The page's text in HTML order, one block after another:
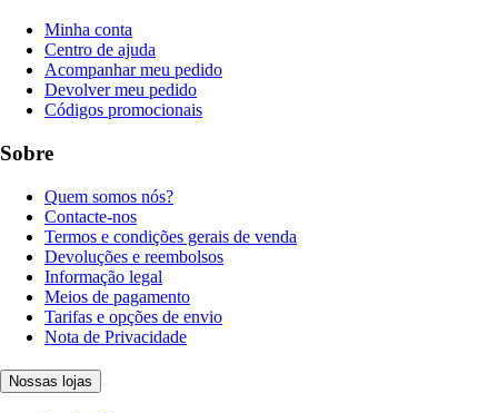
Minha conta
Centro de ajuda
Acompanhar meu pedido
Devolver meu pedido
Códigos promocionais
Sobre
Quem somos nós?
Contacte-nos
Termos e condições gerais de venda
Devoluções e reembolsos
Informação legal
Meios de pagamento
Tarifas e opções de envio
Nota de Privacidade
Nossas lojas